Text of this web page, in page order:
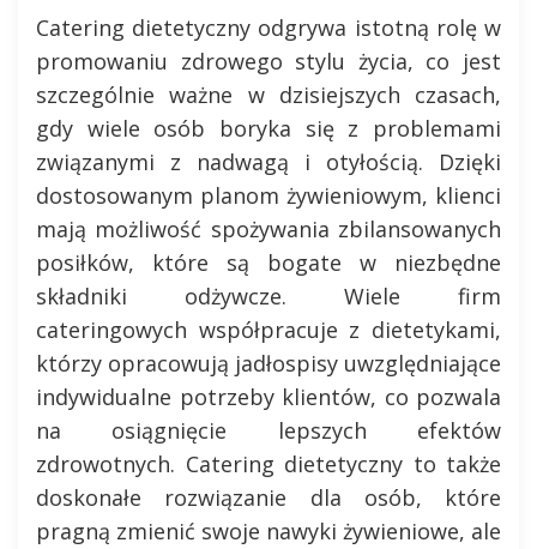
Catering dietetyczny odgrywa istotną rolę w
promowaniu zdrowego stylu życia, co jest
szczególnie ważne w dzisiejszych czasach,
gdy wiele osób boryka się z problemami
związanymi z nadwagą i otyłością. Dzięki
dostosowanym planom żywieniowym, klienci
mają możliwość spożywania zbilansowanych
posiłków, które są bogate w niezbędne
składniki odżywcze. Wiele firm
cateringowych współpracuje z dietetykami,
którzy opracowują jadłospisy uwzględniające
indywidualne potrzeby klientów, co pozwala
na osiągnięcie lepszych efektów
zdrowotnych. Catering dietetyczny to także
doskonałe rozwiązanie dla osób, które
pragną zmienić swoje nawyki żywieniowe, ale